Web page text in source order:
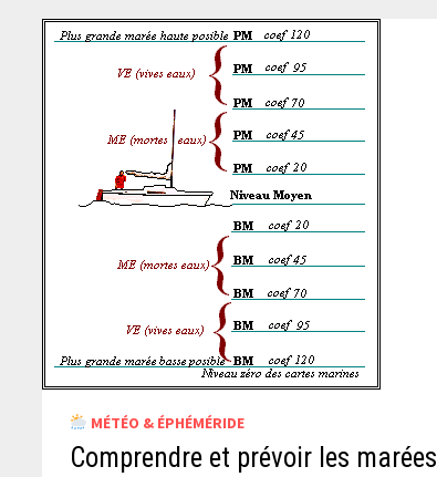
MÉTÉO & ÉPHÉMÉRIDE
Comprendre et prévoir les marées